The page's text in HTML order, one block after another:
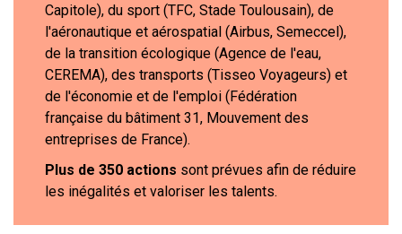
Capitole), du sport (TFC, Stade Toulousain), de
l'aéronautique et aérospatial (Airbus, Semeccel),
de la transition écologique (Agence de l'eau,
CEREMA), des transports (Tisseo Voyageurs) et
de l'économie et de l'emploi (Fédération
française du bâtiment 31, Mouvement des
entreprises de France).
Plus de 350 actions sont prévues afin de réduire
les inégalités et valoriser les talents.